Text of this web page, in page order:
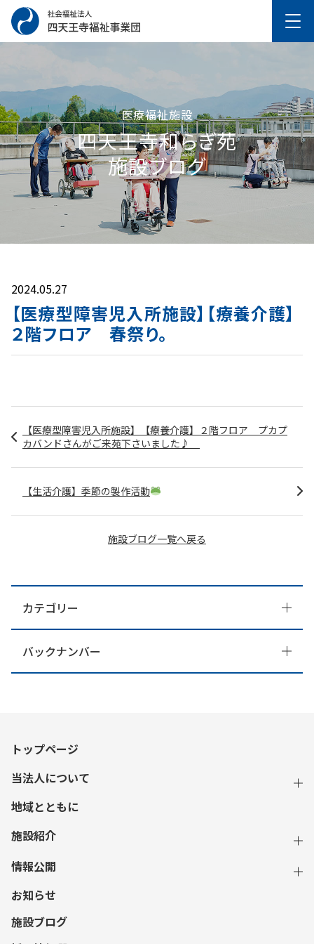
医療福祉施設
四天王寺和らぎ苑
施設ブログ
2024.05.27
【医療型障害児入所施設】【療養介護】
２階フロア 春祭り。
【医療型障害児入所施設】【療養介護】２階フロア プカプ
カバンドさんがご来苑下さいました♪
施設ブログ一覧へ戻る
【生活介護】季節の製作活動
カテゴリー
バックナンバー
トップページ
当法人について
地域とともに
施設紹介
情報公開
お知らせ
施設ブログ